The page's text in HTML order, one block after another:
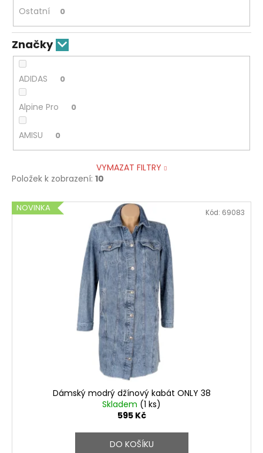
Ostatní 0
Značky
ADIDAS 0
Alpine Pro 0
AMISU 0
VYMAZAT FILTRY
Položek k zobrazení: 10
V
NOVINKA
Dámský modrý džínový kabát ONLY 38
Skladem (1 ks)
595 Kč
DO KOŠÍKU
Kód: 69083